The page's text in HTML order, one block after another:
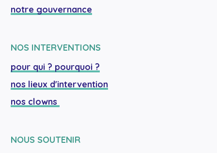
notre gouvernance
NOS INTERVENTIONS
pour qui ? pourquoi ?
nos lieux d'intervention
nos clowns
NOUS SOUTENIR